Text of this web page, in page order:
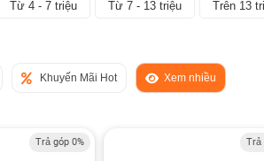
Từ 4 - 7 triệu Từ 7 - 13 triệu Trên 13
Khuyến Mãi Hot Xem nhiều
Trả góp 0% Trả